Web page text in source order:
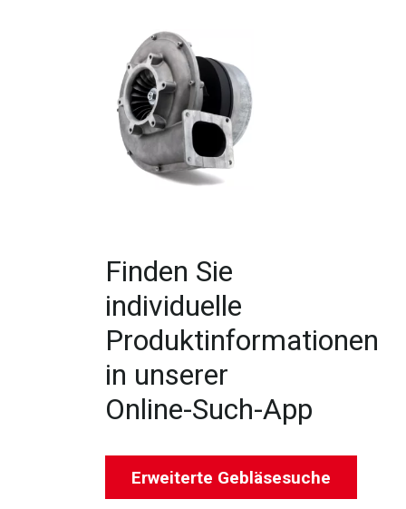
Finden Sie
individuelle
Produktinformationen
in unserer
Online-Such-App
Erweiterte Gebläsesuche